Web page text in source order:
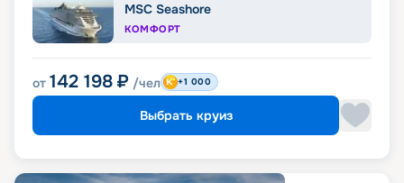
MSC Seashore
КОМФОРТ
от 142 198 ₽ /чел +1 000
Выбрать круиз